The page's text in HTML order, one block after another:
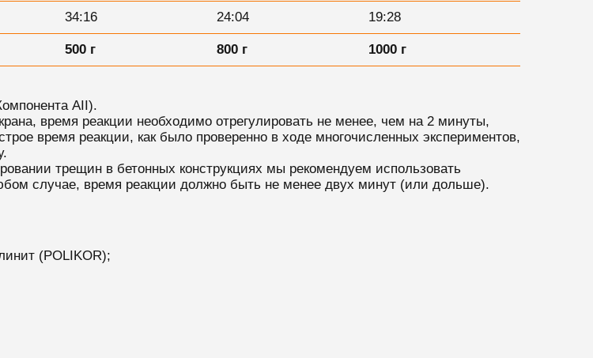
34:16 24:04 19:28
500 г 800 г 1000 г
AII).
время реакции необходимо отрегулировать не менее, чем на 2 минуты,
время реакции, как было проверенно в ходе многочисленных экспериментов,
трещин в бетонных конструкциях мы рекомендуем использовать
случае, время реакции должно быть не менее двух минут (или дольше).
(POLIKOR);